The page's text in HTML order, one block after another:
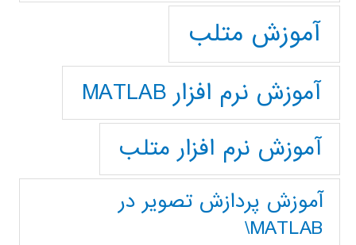
آموزش متلب
آموزش نرم افزار MATLAB
آموزش نرم افزار متلب
آموزش پردازش تصوير در
MATLAB\